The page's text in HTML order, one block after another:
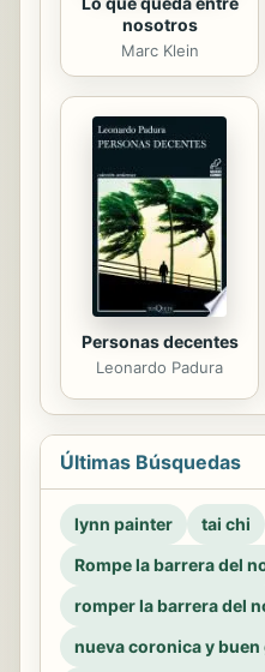
nosotros
Marc Klein
Personas decentes
Leonardo Padura
Últimas Búsquedas
lynn painter
tai chi
Rompe la barrera del
romper la barrera del
nueva coronica y